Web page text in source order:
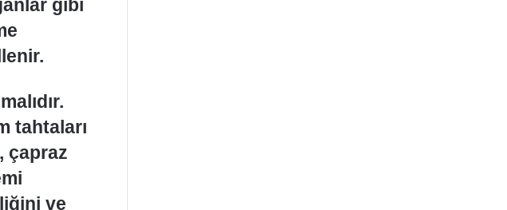
gibi
tahtaları
çapraz
ve